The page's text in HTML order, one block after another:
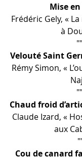
Mise
Frédéric Gely, «
à
Velouté Saint
Rémy Simon, «
Chaud froid
Claude Izard, «
aux
Cou de canard